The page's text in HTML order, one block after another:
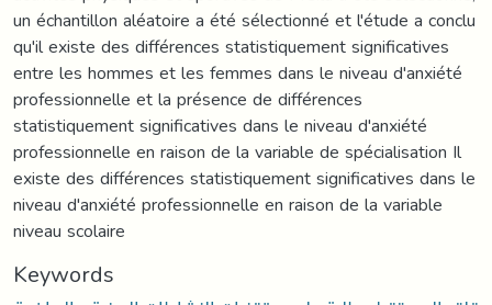
un échantillon aléatoire a été sélectionné et l'étude a conclu
qu'il existe des différences statistiquement significatives
entre les hommes et les femmes dans le niveau d'anxiété
professionnelle et la présence de différences
statistiquement significatives dans le niveau d'anxiété
professionnelle en raison de la variable de spécialisation Il
existe des différences statistiquement significatives dans le
niveau d'anxiété professionnelle en raison de la variable
niveau scolaire
Keywords